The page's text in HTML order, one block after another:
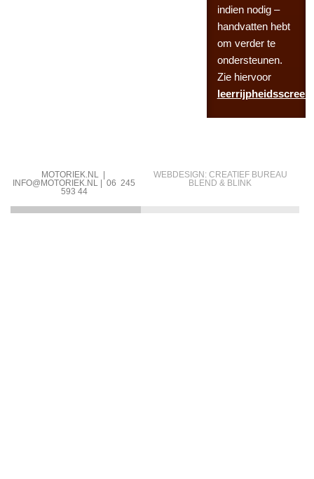
indien nodig –
handvatten hebt
om verder te
ondersteunen.
Zie hiervoor
WEBDESIGN: CREATIEF BUREAU
BLEND & BLINK
MOTORIEK.NL |
INFO@MOTORIEK.NL | 06 245
593 44